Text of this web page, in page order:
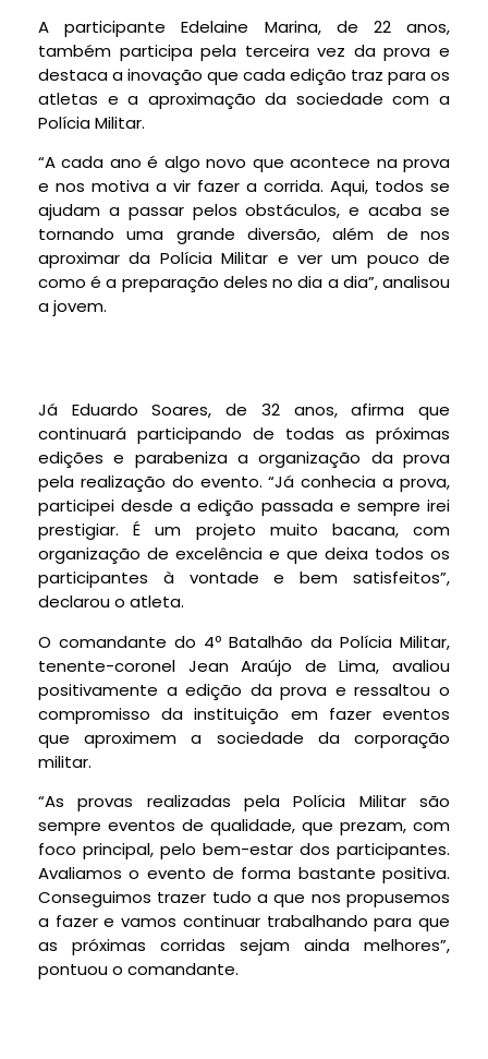
A participante Edelaine Marina, de 22 anos,
também participa pela terceira vez da prova e
destaca a inovação que cada edição traz para os
atletas e a aproximação da sociedade com a
Polícia Militar.
“A cada ano é algo novo que acontece na prova
e nos motiva a vir fazer a corrida. Aqui, todos se
ajudam a passar pelos obstáculos, e acaba se
tornando uma grande diversão, além de nos
aproximar da Polícia Militar e ver um pouco de
como é a preparação deles no dia a dia”, analisou
a jovem.
Já Eduardo Soares, de 32 anos, afirma que
continuará participando de todas as próximas
edições e parabeniza a organização da prova
pela realização do evento. “Já conhecia a prova,
participei desde a edição passada e sempre irei
prestigiar. É um projeto muito bacana, com
organização de excelência e que deixa todos os
participantes à vontade e bem satisfeitos”,
declarou o atleta.
O comandante do 4º Batalhão da Polícia Militar,
tenente-coronel Jean Araújo de Lima, avaliou
positivamente a edição da prova e ressaltou o
compromisso da instituição em fazer eventos
que aproximem a sociedade da corporação
militar.
“As provas realizadas pela Polícia Militar são
sempre eventos de qualidade, que prezam, com
foco principal, pelo bem-estar dos participantes.
Avaliamos o evento de forma bastante positiva.
Conseguimos trazer tudo a que nos propusemos
a fazer e vamos continuar trabalhando para que
as próximas corridas sejam ainda melhores”,
pontuou o comandante.